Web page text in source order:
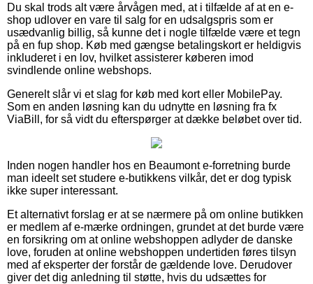
Du skal trods alt være årvågen med, at i tilfælde af at en e-
shop udlover en vare til salg for en udsalgspris som er
usædvanlig billig, så kunne det i nogle tilfælde være et tegn
på en fup shop. Køb med gængse betalingskort er heldigvis
inkluderet i en lov, hvilket assisterer køberen imod
svindlende online webshops.
Generelt slår vi et slag for køb med kort eller MobilePay.
Som en anden løsning kan du udnytte en løsning fra fx
ViaBill, for så vidt du efterspørger at dække beløbet over tid.
Inden nogen handler hos en Beaumont e-forretning burde
man ideelt set studere e-butikkens vilkår, det er dog typisk
ikke super interessant.
Et alternativt forslag er at se nærmere på om online butikken
er medlem af e-mærke ordningen, grundet at det burde være
en forsikring om at online webshoppen adlyder de danske
love, foruden at online webshoppen undertiden føres tilsyn
med af eksperter der forstår de gældende love. Derudover
giver det dig anledning til støtte, hvis du udsættes for